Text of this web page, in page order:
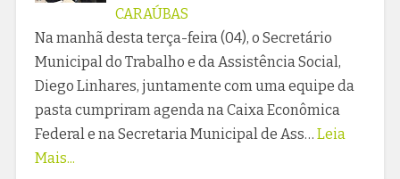
CARAÚBAS
Na manhã desta terça-feira (04), o Secretário
Municipal do Trabalho e da Assistência Social,
Diego Linhares, juntamente com uma equipe da
pasta cumpriram agenda na Caixa Econômica
Federal e na Secretaria Municipal de Ass… Leia
Mais...